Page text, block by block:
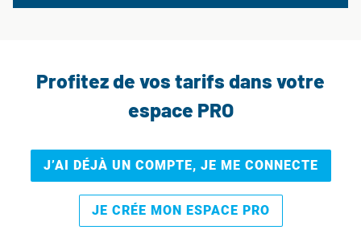
Profitez de vos tarifs dans votre
espace PRO
J’AI DÉJÀ UN COMPTE, JE ME CONNECTE
JE CRÉE MON ESPACE PRO